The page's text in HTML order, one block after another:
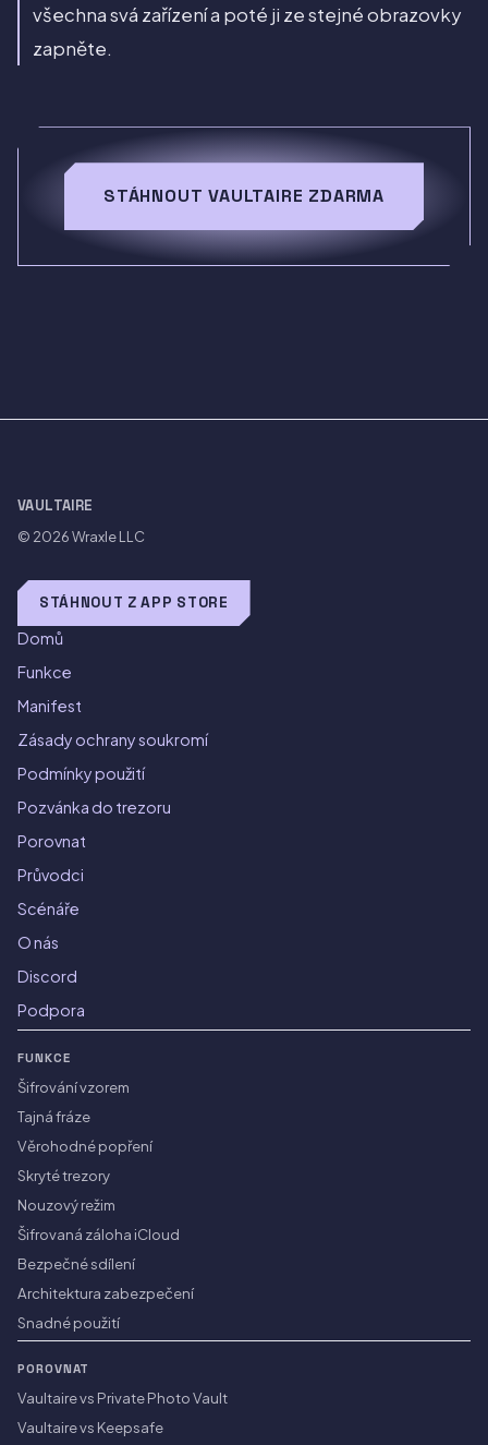
všechna svá zařízení a poté ji ze stejné obrazovky
zapněte.
STÁHNOUT VAULTAIRE ZDARMA
VAULTAIRE
© 2026Wraxle LLC
STÁHNOUT Z APP STORE
Domů
Funkce
Manifest
Zásady ochrany soukromí
Podmínky použití
Pozvánka do trezoru
Porovnat
Průvodci
Scénáře
O nás
Discord
Podpora
FUNKCE
Šifrování vzorem
Tajná fráze
Věrohodné popření
Skryté trezory
Nouzový režim
Šifrovaná záloha iCloud
Bezpečné sdílení
Architektura zabezpečení
Snadné použití
POROVNAT
Vaultaire vs Private Photo Vault
Vaultaire vs Keepsafe